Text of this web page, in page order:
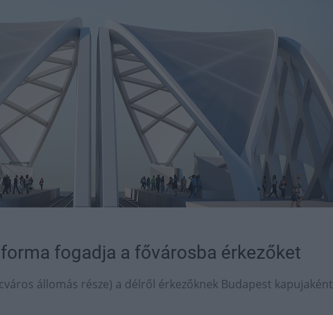
fogadja a fővárosba érkezőket
állomás része) a délről érkezőknek Budapest kapujaként